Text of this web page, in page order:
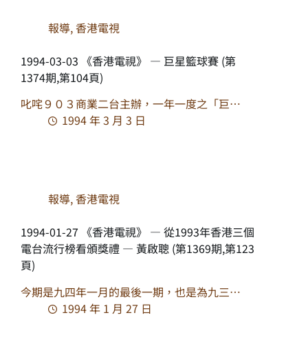
報導,香港電視
1994-03-03 《香港電視》 — 巨星籃球賽 (第
1374期,第104頁)
叱咤９０３商業二台主辦，一年一度之「巨…
1994 年 3 月 3 日
報導,香港電視
1994-01-27 《香港電視》 — 從1993年香港三個
電台流行榜看頒獎禮 — 黃啟聰 (第1369期,第123
頁)
今期是九四年一月的最後一期，也是為九三…
1994 年 1 月 27 日